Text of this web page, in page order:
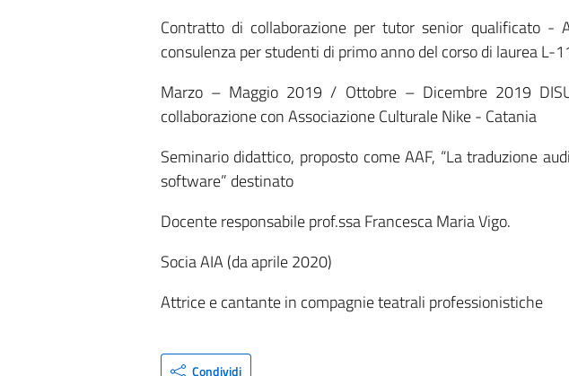
Contratto di collaborazione per tutor senior qualificato -
consulenza per studenti di primo anno del corso di laurea L-
Marzo – Maggio 2019 / Ottobre – Dicembre 2019
collaborazione con Associazione Culturale Nike - Catania
Seminario didattico, proposto come AAF, “La traduzione
software” destinato
Docente responsabile prof.ssa Francesca Maria Vigo.
Socia AIA (da aprile 2020)
Attrice e cantante in compagnie teatrali professionistiche
Condividi